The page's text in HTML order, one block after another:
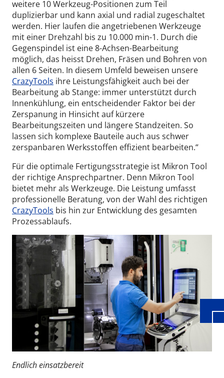
weitere 10 Werkzeug-Positionen zum Teil
duplizierbar und kann axial und radial zugeschaltet
werden. Hier laufen die angetriebenen Werkzeuge
mit einer Drehzahl bis zu 10.000 min-1. Durch die
Gegenspindel ist eine 8-Achsen-Bearbeitung
möglich, das heisst Drehen, Fräsen und Bohren von
allen 6 Seiten. In diesem Umfeld beweisen unsere
CrazyTools ihre Leistungsfähigkeit auch bei der
Bearbeitungab Stange: immer unterstützt durch
Innenkühlung, ein entscheidender Faktor bei der
Zerspanung in Hinsicht auf kürzere
Bearbeitungszeiten und längere Standzeiten. So
lassen sich komplexe Bauteile auch aus schwer
zerspanbaren Werksstoffen effizient bearbeiten.“
Für die optimale Fertigungsstrategie ist Mikron Tool
der richtige Ansprechpartner. Denn Mikron Tool
bietet mehr als Werkzeuge. Die Leistung umfasst
professionelle Beratung, von der Wahl des richtigen
CrazyTools bis hin zur Entwicklung des gesamten
Prozessablaufs.
Endlich einsatzbereit